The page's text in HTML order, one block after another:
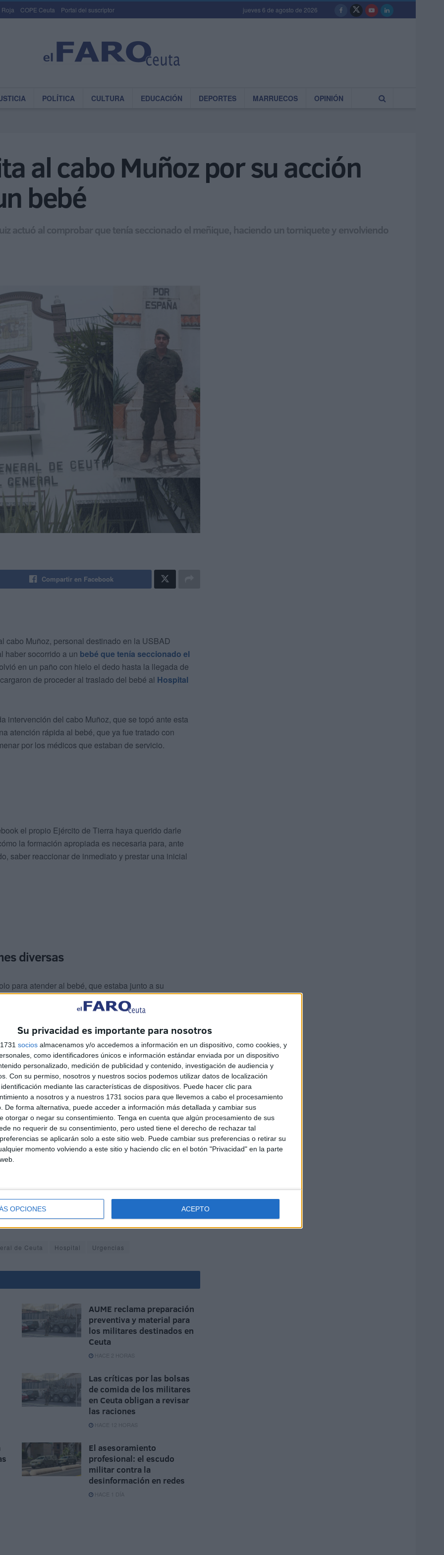
Su privacidad es importante para nosotros
socios almacenamos y/o accedemos a información en un dispositivo, como cookies, y
como identificadores únicos e información estándar enviada por un dispositivo
personalizado, medición de publicidad y contenido, investigación de audiencia y
Con su permiso, nosotros y nuestros socios podemos utilizar datos de localización
mediante las características de dispositivos. Puede hacer clic para
a nosotros y a nuestros 1731 socios para que llevemos a cabo el procesamiento
De forma alternativa, puede acceder a información más detallada y cambiar sus
otorgar o negar su consentimiento. Tenga en cuenta que algún procesamiento de sus
no requerir de su consentimiento, pero usted tiene el derecho de rechazar tal
se aplicarán solo a este sitio web. Puede cambiar sus preferencias o retirar su
momento volviendo a este sitio y haciendo clic en el botón "Privacidad" en la parte
OPCIONES ACEPTO
Roja COPE Ceuta Portal del suscriptor jueves 6 de agosto de 2026
POLÍTICA CULTURA EDUCACIÓN DEPORTES MARRUECOS OPINIÓN
al cabo Muñoz por su acción
bebé
actuó al comprobar que tenía seccionado el meñique, haciendo un torniquete y envolviendo
Compartir en Facebook
cabo Muñoz, personal destinado en la USBAD
haber socorrido a un bebé que tenía seccionado el
en un paño con hielo el dedo hasta la llegada de
de proceder al traslado del bebé al Hospital
intervención del cabo Muñoz, que se topó ante esta
atención rápida al bebé, que ya fue tratado con
por los médicos que estaban de servicio.
el propio Ejército de Tierra haya querido darle
la formación apropiada es necesaria para, ante
saber reaccionar de inmediato y prestar una inicial
diversas
para atender al bebé, que estaba junto a su
mantenerlo en condiciones y que fuera trasladado
la posibilidad de una recuperación de ese miembro.
en redes sociales sino también a las
al ver dicha publicación, han reaccionado mostrando
a cabo en tan delicada intervención.
para que los hombres y mujeres que integran
ante cualquier circunstancia adversa.
de Ceuta Hospital Urgencias
AUME reclama preparación
preventiva y material para
los militares destinados en
Ceuta
HACE 2 HORAS
Las críticas por las bolsas
de comida de los militares
en Ceuta obligan a revisar
las raciones
HACE 12 HORAS
El asesoramiento
profesional: el escudo
militar contra la
desinformación en redes
HACE 1 DÍA